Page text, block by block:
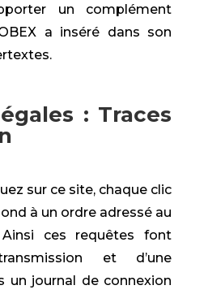
un complément
a inséré dans son
: Traces
sur ce site, chaque clic
à un ordre adressé au
ces requêtes font
et d’une
un journal de connexion